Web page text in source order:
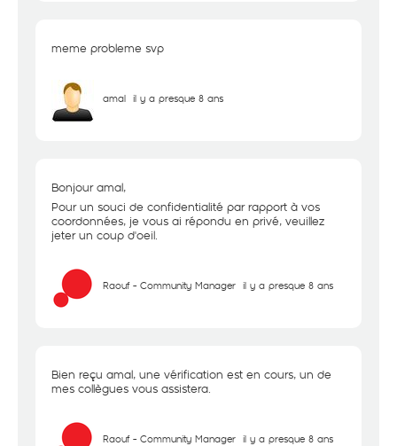
meme probleme svp
amal il y a presque 8 ans
Bonjour amal,
Pour un souci de confidentialité par rapport à vos
coordonnées, je vous ai répondu en privé, veuillez
jeter un coup d'oeil.
Raouf - Community Manager il y a presque 8 ans
Bien reçu amal, une vérification est en cours, un de
mes collègues vous assistera.
Raouf - Community Manager il y a presque 8 ans